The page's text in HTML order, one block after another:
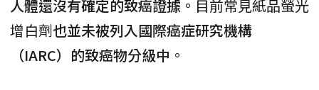
人體還沒有確定的致癌證據 。目前常見紙品螢光
增白劑也並未被列入國際癌症研究機構
（IARC）的致癌物分級中 。